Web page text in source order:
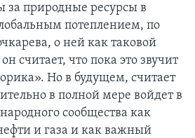
за природные ресурсы в
потеплением, по
о ней как таковой
считает, что пока это звучит
Но в будущем, считает
в полной мере войдет в
сообщества как
и газа и как важный